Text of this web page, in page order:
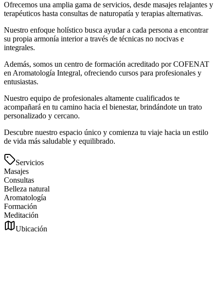
Ofrecemos una amplia gama de servicios, desde masajes relajantes y
terapéuticos hasta consultas de naturopatía y terapias alternativas.
Nuestro enfoque holístico busca ayudar a cada persona a encontrar
su propia armonía interior a través de técnicas no nocivas e
integrales.
Además, somos un centro de formación acreditado por COFENAT
en Aromatología Integral, ofreciendo cursos para profesionales y
entusiastas.
Nuestro equipo de profesionales altamente cualificados te
acompañará en tu camino hacia el bienestar, brindándote un trato
personalizado y cercano.
Descubre nuestro espacio único y comienza tu viaje hacia un estilo
de vida más saludable y equilibrado.
Servicios
Masajes
Consultas
Belleza natural
Aromatología
Formación
Meditación
Ubicación